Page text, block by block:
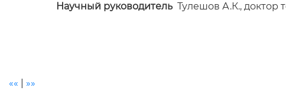
Научный руководитель Тулешов А.К., доктор
««
»»